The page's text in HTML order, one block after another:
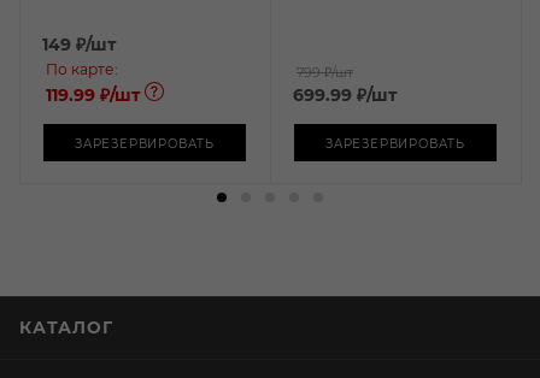
149 ₽/шт
По карте:
119.99 ₽/шт
ЗАРЕЗЕРВИРОВАТЬ
799 ₽/шт
699.99 ₽/шт
ЗАРЕЗЕРВИРОВАТЬ
КАТАЛОГ